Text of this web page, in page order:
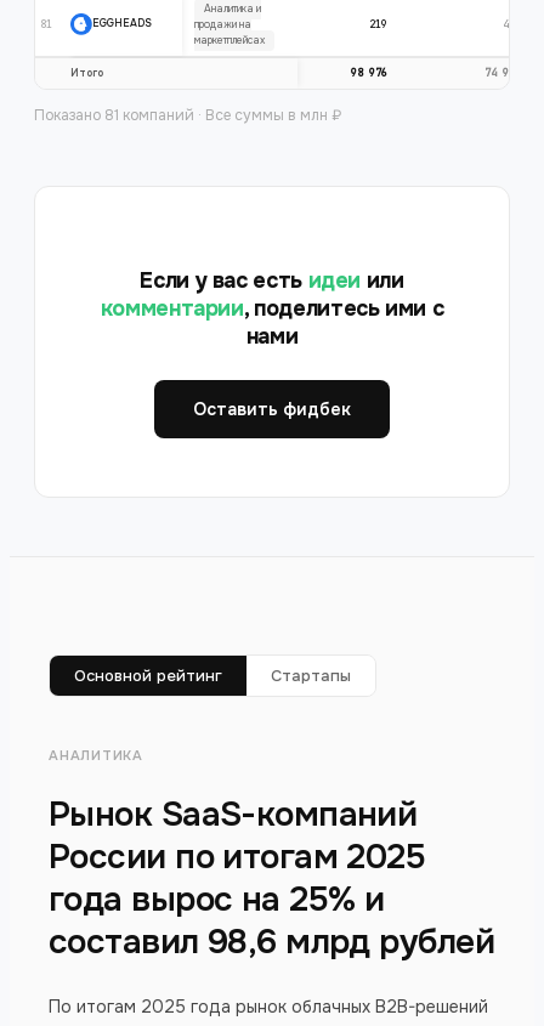
81 EGGHEADS
Аналитика и
продажи на
маркетплейсах
219 490
Итого 98 976 74 994
Показано 81 компаний · Все суммы в млн ₽
Если у вас есть идеи или
комментарии, поделитесь ими с
нами
Оставить фидбек
Основной рейтинг Стартапы
АНАЛИТИКА
Рынок SaaS-компаний
России по итогам 2025
года вырос на 25% и
составил 98,6 млрд рублей
По итогам 2025 года рынок облачных B2B-решений